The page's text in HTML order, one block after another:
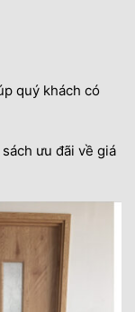
quý khách có
ưu đãi về giá